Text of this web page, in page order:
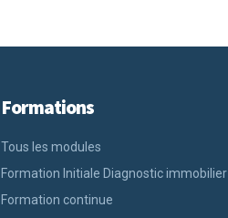
Formations
Tous les modules
Formation Initiale Diagnostic immobilier
Formation continue